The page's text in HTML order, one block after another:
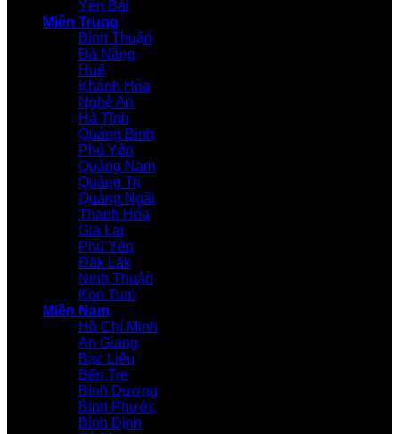
Yên Bái
Miền Trung
Bình Thuận
Đà Nẵng
Huế
Khánh Hòa
Nghệ An
Hà Tĩnh
Quảng Bình
Phú Yên
Quảng Nam
Quảng Trị
Quảng Ngãi
Thanh Hóa
Gia Lai
Phú Yên
Đăk Lăk
Ninh Thuận
Kon Tum
Miền Nam
Hồ Chí Minh
An Giang
Bạc Liêu
Bến Tre
Bình Dương
Bình Phước
Bình Định